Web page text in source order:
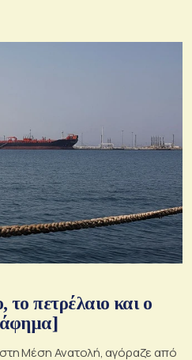
πετρέλαιο και ο
Μέση Ανατολή, αγόραζε από